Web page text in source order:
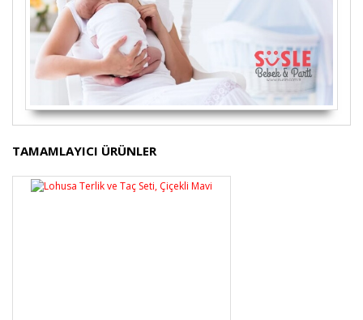
Bu ürünün fiyat bilgisi, resim, ürün açıklamalarında ve
diğer konularda yetersiz gördüğünüz noktaları öneri
formunu kullanarak tarafımıza iletebilirsiniz.
Görüş ve önerileriniz için teşekkür ederiz.
TAMAMLAYICI ÜRÜNLER